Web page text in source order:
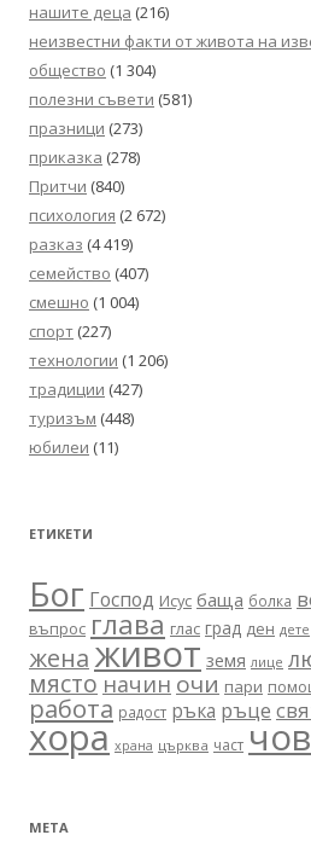
нашите деца (216)
неизвестни факти от живота на
общество (1 304)
полезни съвети (581)
празници (273)
приказка (278)
Притчи (840)
психология (2 672)
разказ (4 419)
семейство (407)
смешно (1 004)
спорт (227)
технологии (1 206)
традиции (427)
туризъм (448)
юбилеи (11)
ЕТИКЕТИ
Бог Господ Исус баща болка
въпрос глава глас град ден дете
женаживот земя лице
място начин очи пари
работа радост ръка ръце
хора храна църква част
МЕТА